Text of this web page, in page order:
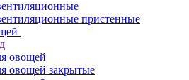
пристенные
овощей
овощей закрытые